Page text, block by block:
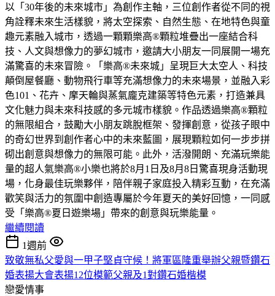
以「30年後的未來城市」為創作主軸，三位創作者從不同的視
角詮釋未來生活樣貌，將太空探索、自然生態、在地特色與童
趣元素融入城市，透過一顆顆樂高®顆粒堆疊出一座結合科
技、人文與想像力的夢幻城市，邀請大小朋友一同展開一場充
滿驚喜的未來冒險。「樂高®未來城」呈現巨大太空人、科技
顛倒屋餐廳、動物飛行車等充滿想像力的未來場景，並融入彩
色101、花卉、摩天輪與蒸氣龐克建築等特色元素，打造兼具
文化魅力與未來科技感的多元城市樣貌。作品透過樂高®顆粒
的無限組合，鼓勵大小朋友跳脫框架、發揮創意，從孩子眼中
的奇幻世界到創作者心中的未來藍圖，展現顆粒如何一步步拼
砌出創意與想像力的無限可能。此外，活潑開朗、充滿玩樂能
量的超人氣樂高®小樂也將於8月1日及8月8日驚喜現身活動現
場，化身最佳玩樂夥伴，陪伴親子家庭投入精彩互動，在充滿
歡笑與活力的氛圍中創造專屬於今年夏天的美好回憶，一同感
受「樂高®夏日遊樂場」帶來的創意與玩樂能量。
繼續閱讀
1週前
致敬無私父愛與一甲子堅貞守候！將軍區隆重舉辦父親暨鑽石
婚表揚大會表揚12位模範父親及1對鑽石婚楷模
戀愛情事